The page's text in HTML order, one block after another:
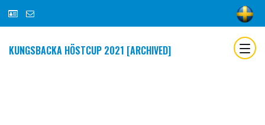
KUNGSBACKA HÖSTCUP 2021 [ARCHIVED]